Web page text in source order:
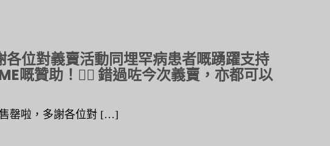
位對義賣活動同埋罕病患者嘅踴躍支持
嘅贊助！❤️‍🔥 錯過咗今次義賣，亦都可以
罄啦，多謝各位對 […]